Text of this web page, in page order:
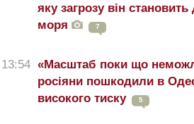
яку загрозу він
моря
7
13:54 «Масштаб поки що
росіяни пошкодили в
високого тиску
5